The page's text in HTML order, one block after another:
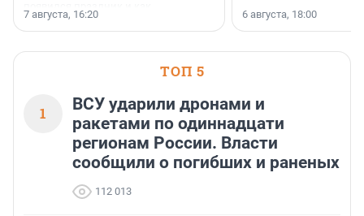
поменялась роль строительства.
7 августа, 16:20 6 августа, 18:00
ТОП 5
1
ВСУ ударили дронами и
ракетами по одиннадцати
регионам России. Власти
сообщили о погибших и раненых
112 013